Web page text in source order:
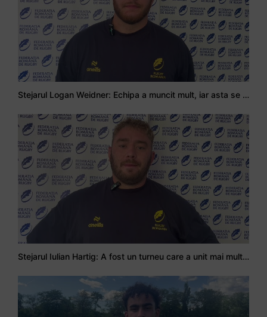
Stejarul Logan Weidner: Echipa a muncit mult, iar asta se va vedea în meciurile de la Nations Cup
Stejarul Iulian Hartig: A fost un turneu care a unit mai mult echipa